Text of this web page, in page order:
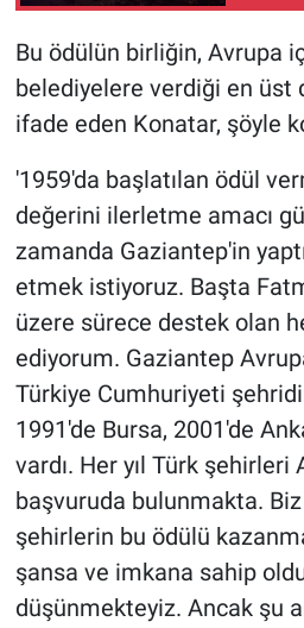
Bu ödülün birliğin, Avrupa
belediyelere verdiği en üst
ifade eden Konatar, şöyle
'1959'da başlatılan ödül
değerini ilerletme amacı
zamanda Gaziantep'in
etmek istiyoruz. Başta
üzere sürece destek olan
ediyorum. Gaziantep
Türkiye Cumhuriyeti
1991'de Bursa, 2001'de
vardı. Her yıl Türk
başvuruda bulunmakta.
şehirlerin bu ödülü
şansa ve imkana sahip
düşünmekteyiz. Ancak şu